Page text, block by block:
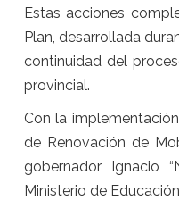
Estas acciones
Plan, desarrollada
continuidad del
provincial.
Con la
de Renovación de
gobernador Ignacio
Ministerio de